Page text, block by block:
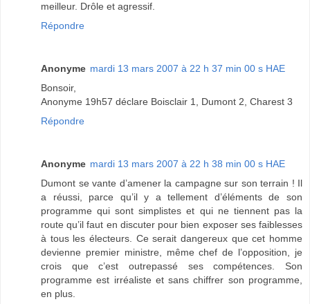
meilleur. Drôle et agressif.
Répondre
Anonyme mardi 13 mars 2007 à 22 h 37 min 00 s HAE
Bonsoir,
Anonyme 19h57 déclare Boisclair 1, Dumont 2, Charest 3
Répondre
Anonyme mardi 13 mars 2007 à 22 h 38 min 00 s HAE
Dumont se vante d’amener la campagne sur son terrain ! Il
a réussi, parce qu’il y a tellement d’éléments de son
programme qui sont simplistes et qui ne tiennent pas la
route qu’il faut en discuter pour bien exposer ses faiblesses
à tous les électeurs. Ce serait dangereux que cet homme
devienne premier ministre, même chef de l’opposition, je
crois que c’est outrepassé ses compétences. Son
programme est irréaliste et sans chiffrer son programme,
en plus.